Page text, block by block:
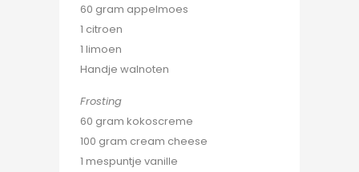
60 gram appelmoes
1 citroen
1 limoen
Handje walnoten
Frosting
60 gram kokoscreme
100 gram cream cheese
1 mespuntje vanille